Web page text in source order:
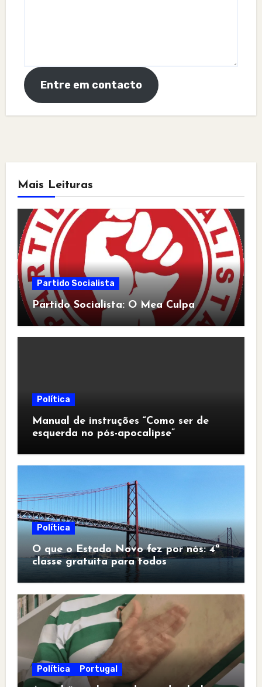
Entre em contacto
Mais Leituras
Partido Socialista
Partido Socialista: O Mea Culpa
Política
Manual de instruções “Como ser de
esquerda no pós-apocalipse”
Política
O que o Estado Novo fez por nós: 4ª
classe gratuita para todos
Política Portugal